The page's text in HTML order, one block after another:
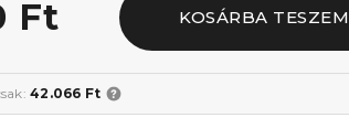
Ft KOSÁRBA TESZEM
42.066 Ft